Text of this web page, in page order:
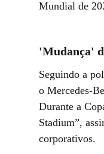
Mundial de
'Mudança'
Seguindo a
o Mercedes-
Durante a
Stadium”,
corporativos.